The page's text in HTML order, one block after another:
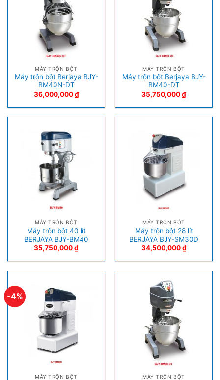
MÁY TRỘN BỘT
Máy trộn bột Berjaya BJY-
BM40N-DT
36,000,000₫
MÁY TRỘN BỘT
Máy trộn bột Berjaya BJY-
BM40-DT
35,750,000₫
MÁY TRỘN BỘT
Máy trộn bột 40 lít
BERJAYA BJY-BM40
35,750,000₫
MÁY TRỘN BỘT
Máy trộn bột 28 lít
BERJAYA BJY-SM30D
34,500,000₫
-4%
MÁY TRỘN BỘT MÁY TRỘN BỘT